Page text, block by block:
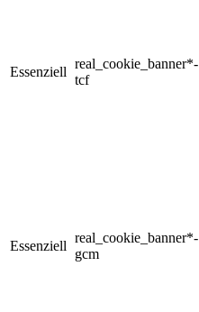
Essenziell
real_cookie_banner*-
tcf
Essenziell
real_cookie_banner*-
gcm